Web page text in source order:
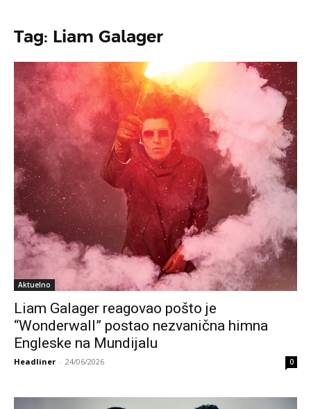
Tag: Liam Galager
Aktuelno
Liam Galager reagovao pošto je
“Wonderwall” postao nezvanična himna
Engleske na Mundijalu
Headliner - 24/06/2026 0